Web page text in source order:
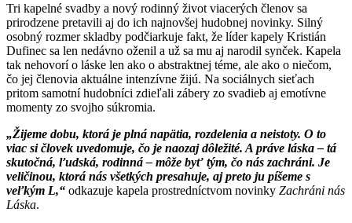
Tri kapelné svadby a nový rodinný život viacerých členov sa
prirodzene pretavili aj do ich najnovšej hudobnej novinky. Silný
osobný rozmer skladby podčiarkuje fakt, že líder kapely Kristián
Dufinec sa len nedávno oženil a už sa mu aj narodil synček. Kapela
tak nehovorí o láske len ako o abstraktnej téme, ale ako o niečom,
čo jej členovia aktuálne intenzívne žijú. Na sociálnych sieťach
pritom samotní hudobníci zdieľali zábery zo svadieb aj emotívne
momenty zo svojho súkromia.
„Žijeme dobu, ktorá je plná napätia, rozdelenia a neistoty. O to
viac si človek uvedomuje, čo je naozaj dôležité. A práve láska – tá
skutočná, ľudská, rodinná – môže byť tým, čo nás zachráni. Je
veličinou, ktorá nás všetkých presahuje, aj preto ju píšeme s
veľkým L,“ odkazuje kapela prostredníctvom novinky Zachráni nás
Láska.